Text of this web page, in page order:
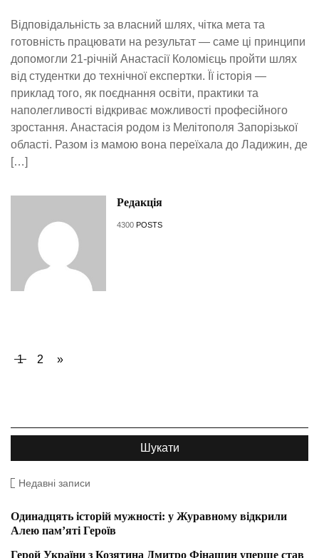
Відповідальність за власний шлях, чітка мета та
готовність працювати на результат — саме ці принципи
допомогли 21-річній Анастасії Коломієць пройти шлях
від студентки до технічної експертки. Її історія —
приклад того, як поєднання освіти, практики та
наполегливості відкриває можливості професійного
зростання. Анастасія родом із Мелітополя Запорізької
області. Разом із мамою вона переїхала до Ладижин, де
[…]
Редакція
4300 POSTS
1 2 »
Недавні записи
Одинадцять історій мужності: у Журавному відкрили
Алею пам’яті Героїв
Герой України з Козятина Дмитро Фінашин уперше став